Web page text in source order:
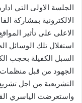
الجلسة الاولى التي
الالكترونية بمشاركة
الاعلى على تأثير
استغلال تلك الوسائل
السبل الكفيلة بحجب
الجهود من قبل
التشريعية من اجل